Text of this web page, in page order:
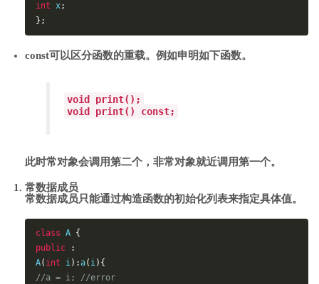
int x;
};
const可以区分函数的重载。例如申明如下函数。
void print();
void print() const;
此时常对象会调用第二个，非常对象就近调用第一个。
常数据成员
常数据成员只能通过构造函数的初始化列表来指定具体值。
class A {
public
:
A( int i):a( i){
//a = i; //error